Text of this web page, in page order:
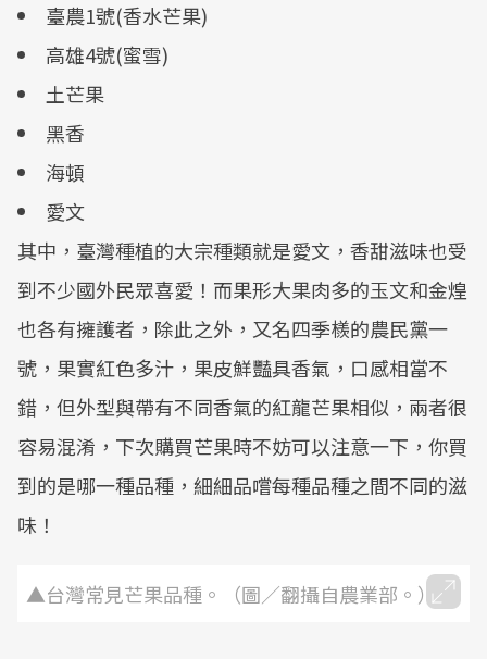
臺農1號(香水芒果)
高雄4號(蜜雪)
土芒果
黑香
海頓
愛文
其中，臺灣種植的大宗種類就是愛文，香甜滋味也受
到不少國外民眾喜愛！而果形大果肉多的玉文和金煌
也各有擁護者，除此之外，又名四季檨的農民黨一
號，果實紅色多汁，果皮鮮豔具香氣，口感相當不
錯，但外型與帶有不同香氣的紅龍芒果相似，兩者很
容易混淆，下次購買芒果時不妨可以注意一下，你買
到的是哪一種品種，細細品嚐每種品種之間不同的滋
味！
▲台灣常見芒果品種。（圖／翻攝自農業部。）